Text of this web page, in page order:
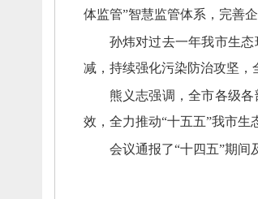
体监管”智慧监管体系， 完善
孙炜对过去一年我市生
减， 持续强化污染防治攻坚，
熊义志强调，全市各级
效， 全力推动“十五五”我市生
会议通报了“十四五”期间